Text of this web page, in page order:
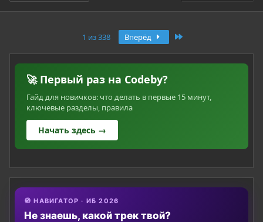
1 из 338 Вперёд
🚀 Первый раз на Codeby?
Гайд для новичков: что делать в первые 15 минут,
ключевые разделы, правила
Начать здесь →
🧭 НАВИГАТОР · ИБ 2026
Не знаешь, какой трек твой?